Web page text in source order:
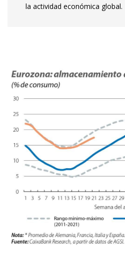
la actividad económica global.